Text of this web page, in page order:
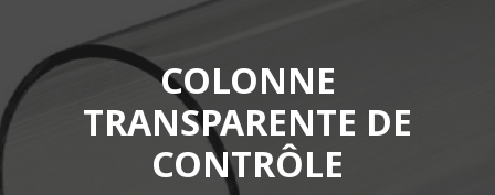
COLONNE
TRANSPARENTE DE
CONTRÔLE